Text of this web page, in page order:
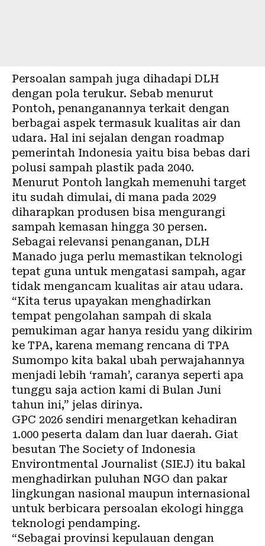
Persoalan sampah juga dihadapi DLH
dengan pola terukur. Sebab menurut
Pontoh, penanganannya terkait dengan
berbagai aspek termasuk kualitas air dan
udara. Hal ini sejalan dengan roadmap
pemerintah Indonesia yaitu bisa bebas dari
polusi sampah plastik pada 2040.
Menurut Pontoh langkah memenuhi target
itu sudah dimulai, di mana pada 2029
diharapkan produsen bisa mengurangi
sampah kemasan hingga 30 persen.
Sebagai relevansi penanganan, DLH
Manado juga perlu memastikan teknologi
tepat guna untuk mengatasi sampah, agar
tidak mengancam kualitas air atau udara.
“Kita terus upayakan menghadirkan
tempat pengolahan sampah di skala
pemukiman agar hanya residu yang dikirim
ke TPA, karena memang rencana di TPA
Sumompo kita bakal ubah perwajahannya
menjadi lebih ‘ramah’, caranya seperti apa
tunggu saja action kami di Bulan Juni
tahun ini,” jelas dirinya.
GPC 2026 sendiri menargetkan kehadiran
1.000 peserta dalam dan luar daerah. Giat
besutan The Society of Indonesia
Environtmental Journalist (SIEJ) itu bakal
menghadirkan puluhan NGO dan pakar
lingkungan nasional maupun internasional
untuk berbicara persoalan ekologi hingga
teknologi pendamping.
“Sebagai provinsi kepulauan dengan